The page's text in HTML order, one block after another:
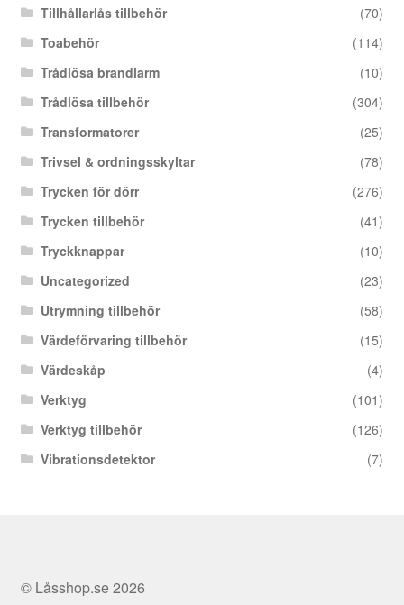
Tillhållarlås tillbehör
(70)
Toabehör
(114)
Trådlösa brandlarm
(10)
Trådlösa tillbehör
(304)
Transformatorer
(25)
Trivsel & ordningsskyltar
(78)
Trycken för dörr
(276)
Trycken tillbehör
(41)
Tryckknappar
(10)
Uncategorized
(23)
Utrymning tillbehör
(58)
Värdeförvaring tillbehör
(15)
Värdeskåp
(4)
Verktyg
(101)
Verktyg tillbehör
(126)
Vibrationsdetektor
(7)
© Låsshop.se 2026